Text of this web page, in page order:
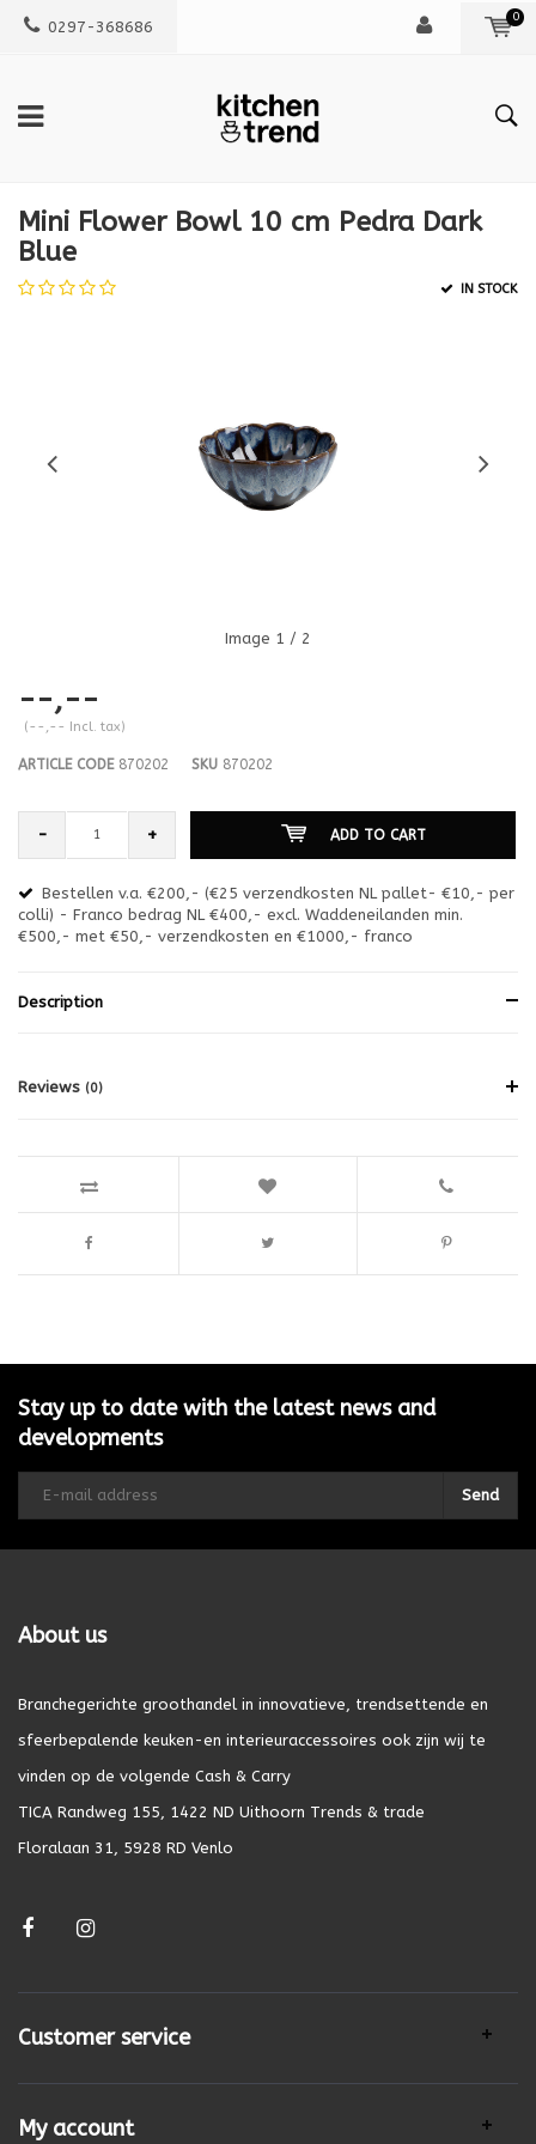
0297-368686
0
Mini Flower Bowl 10 cm Pedra Dark
Blue
IN STOCK
Image 1 / 2
--,--
(--,-- Incl. tax)
ARTICLE CODE870202 SKU 870202
- + ADD TO CART
Bestellen v.a. €200,- (€25 verzendkosten NL pallet- €10,- per
colli) - Franco bedrag NL €400,- excl. Waddeneilanden min.
€500,- met €50,- verzendkosten en €1000,- franco
Description
Reviews (0)
Stay up to date with the latest news and
developments
Send
About us
Branchegerichte groothandel in innovatieve, trendsettende en
sfeerbepalende keuken-en interieuraccessoires ook zijn wij te
vinden op de volgende Cash & Carry
TICA Randweg 155, 1422 ND Uithoorn Trends & trade
Floralaan 31, 5928 RD Venlo
Customer service
My account